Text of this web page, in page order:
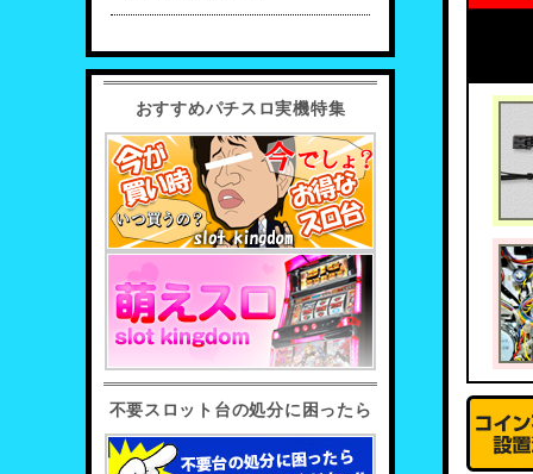
おすすめパチスロ実機特集
不要スロット台の処分に困ったら